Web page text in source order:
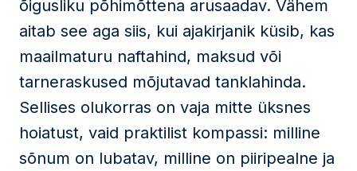
õigusliku põhimõttena arusaadav. Vähem
aitab see aga siis, kui ajakirjanik küsib, kas
maailmaturu naftahind, maksud või
tarneraskused mõjutavad tanklahinda.
Sellises olukorras on vaja mitte üksnes
hoiatust, vaid praktilist kompassi: milline
sõnum on lubatav, milline on piiripealne ja